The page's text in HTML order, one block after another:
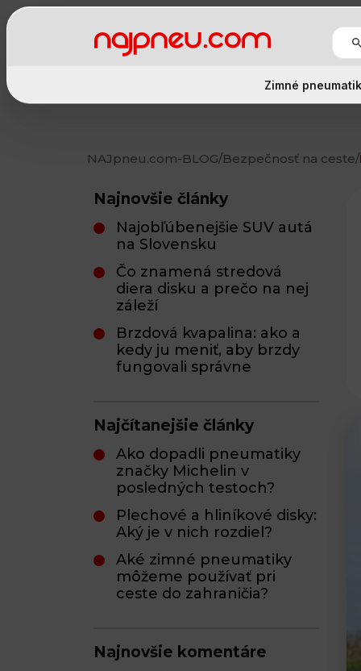
Zimné
NAJpneu.com-BLOG/Bezpečnosť na ceste/
Najnovšie články
Najobľúbenejšie SUV autá
na Slovensku
Čo znamená stredová
diera disku a prečo na nej
záleží
Brzdová kvapalina: ako a
kedy ju meniť, aby brzdy
fungovali správne
Najčítanejšie články
Ako dopadli pneumatiky
značky Michelin v
posledných testoch?
Plechové a hliníkové disky:
Aký je v nich rozdiel?
Aké zimné pneumatiky
môžeme používať pri
ceste do zahraničia?
Najnovšie komentáre